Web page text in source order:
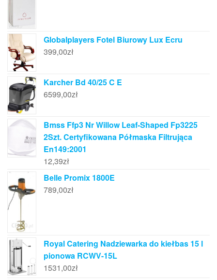
Globalplayers Fotel Biurowy Lux Ecru
399,00zł
Karcher Bd 40/25 C E
6599,00zł
Bmss Ffp3 Nr Willow Leaf-Shaped Fp3225
2Szt. Certyfikowana Półmaska Filtrująca
En149:2001
12,39zł
Belle Promix 1800E
789,00zł
Royal Catering Nadziewarka do kiełbas 15 l
pionowa RCWV-15L
1531,00zł